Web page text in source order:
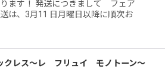
ます！ 発送につきまして フェア
は、3月11 日月曜日以降に順次お
クレス〜レ フリュイ モノトーン〜